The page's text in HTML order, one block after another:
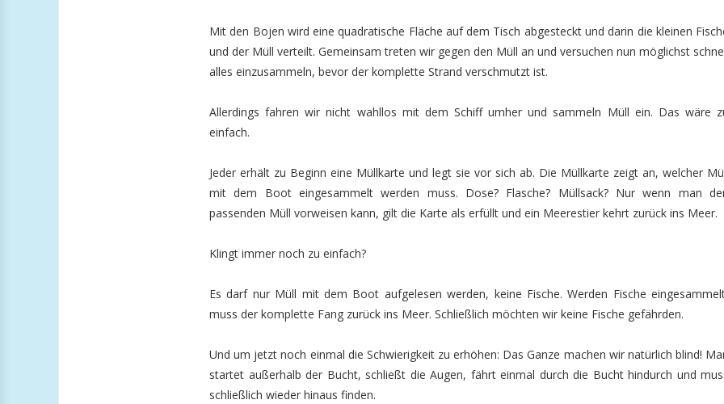
Mit den Bojen wird eine quadratische Fläche auf dem Tisch abgesteckt und darin die kleinen
und der Müll verteilt. Gemeinsam treten wir gegen den Müll an und versuchen nun möglichst
alles einzusammeln, bevor der komplette Strand verschmutzt ist.
Allerdings fahren wir nicht wahllos mit dem Schiff umher und sammeln Müll ein. Das wäre
einfach.
Jeder erhält zu Beginn eine Müllkarte und legt sie vor sich ab. Die Müllkarte zeigt an, welcher
mit dem Boot eingesammelt werden muss. Dose? Flasche? Müllsack? Nur wenn man
passenden Müll vorweisen kann, gilt die Karte als erfüllt und ein Meerestier kehrt zurück ins Meer.
Klingt immer noch zu einfach?
Es darf nur Müll mit dem Boot aufgelesen werden, keine Fische. Werden Fische
muss der komplette Fang zurück ins Meer. Schließlich möchten wir keine Fische gefährden.
Und um jetzt noch einmal die Schwierigkeit zu erhöhen: Das Ganze machen wir natürlich blind!
startet außerhalb der Bucht, schließt die Augen, fährt einmal durch die Bucht hindurch und
schließlich wieder hinaus finden.